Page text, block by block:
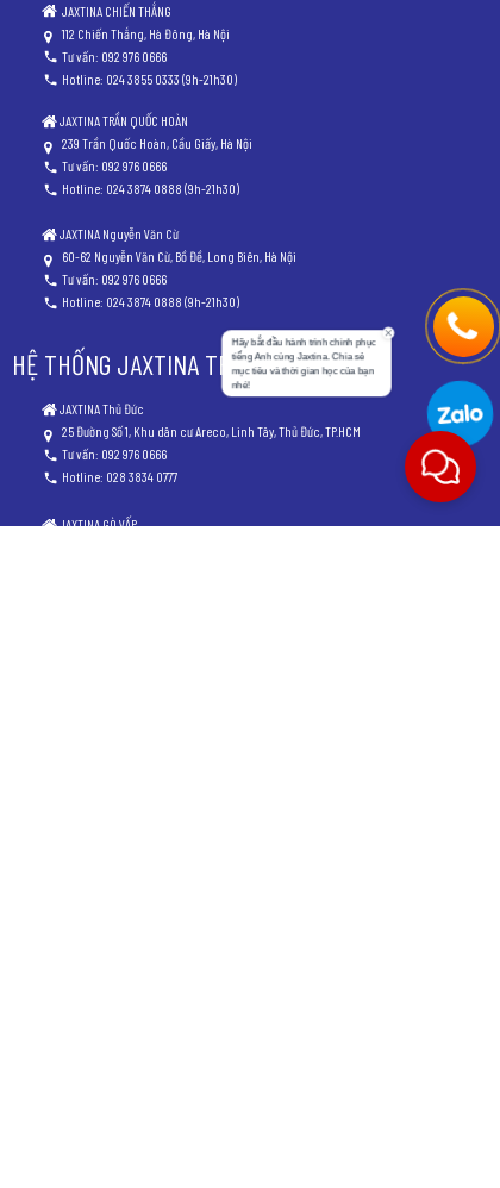
JAXTINA CHIẾN THẮNG
112 Chiến Thắng, Hà Đông, Hà Nội
Tư vấn: 092 976 0666
Hotline: 024 3855 0333 (9h-21h30)
JAXTINA TRẦN QUỐC HOÀN
239 Trần Quốc Hoàn, Cầu Giấy, Hà Nội
Tư vấn: 092 976 0666
Hotline: 024 3874 0888 (9h-21h30)
JAXTINA Thủ Đức
25 Đường Số 1, Khu dân cư Areco, Linh Tây, Thủ Đức, TP.HCM
Tư vấn: 092 976 0666
Hotline: 028 3834 0777
JAXTINA GÒ VẤP
HỆ THỐNG JAXTINA TP.HCM
JAXTINA Nguyễn Văn Cừ
60-62 Nguyễn Văn Cừ, Bồ Đề, Long Biên, Hà Nội
Tư vấn: 092 976 0666
Hotline: 024 3874 0888 (9h-21h30)
Hãy bắt đầu hành trình chinh phục
tiếng Anh cùng Jaxtina. Chia sẻ mục
tiêu và thời gian học của bạn nhé!